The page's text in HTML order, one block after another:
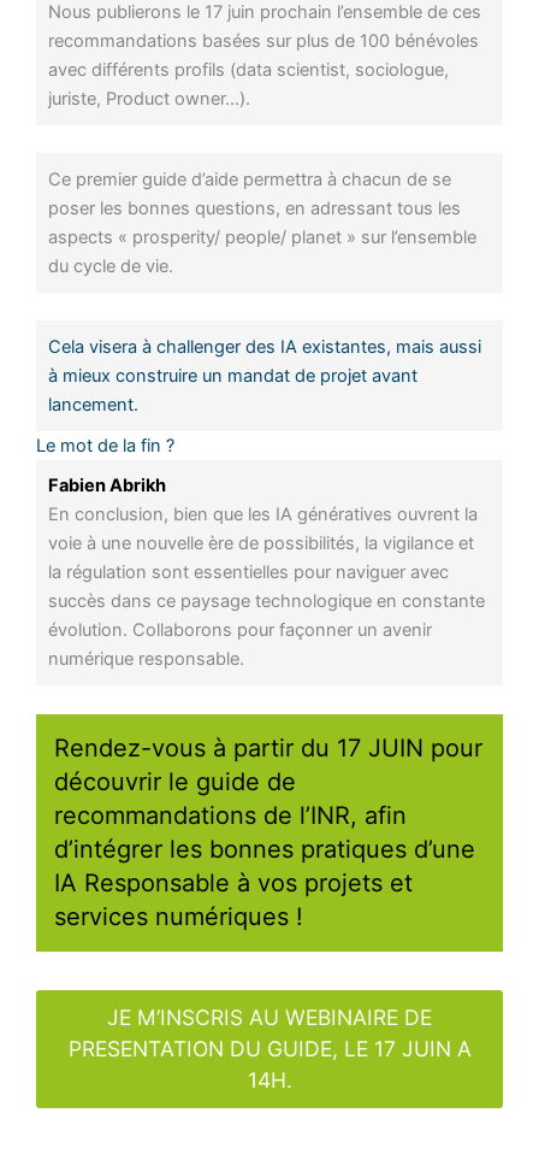
Nous publierons le 17 juin prochain l’ensemble de ces
recommandations basées sur plus de 100 bénévoles
avec différents profils (data scientist, sociologue,
juriste, Product owner…).
Ce premier guide d’aide permettra à chacun de se
poser les bonnes questions, en adressant tous les
aspects « prosperity/ people/ planet » sur l’ensemble
du cycle de vie.
Cela visera à challenger des IA existantes, mais aussi
à mieux construire un mandat de projet avant
lancement.
Le mot de la fin ?
Fabien Abrikh
En conclusion, bien que les IA génératives ouvrent la
voie à une nouvelle ère de possibilités, la vigilance et
la régulation sont essentielles pour naviguer avec
succès dans ce paysage technologique en constante
évolution. Collaborons pour façonner un avenir
numérique responsable.
Rendez-vous à partir du 17 JUIN pour
découvrir le guide de
recommandations de l’INR, afin
d’intégrer les bonnes pratiques d’une
IA Responsable à vos projets et
services numériques !
JE M’INSCRIS AU WEBINAIRE DE
PRESENTATION DU GUIDE, LE 17 JUIN A
14H.